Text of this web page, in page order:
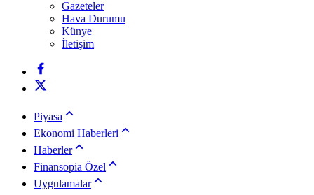
Gazeteler
Hava Durumu
Künye
İletişim
Piyasa
Ekonomi Haberleri
Haberler
Finansopia Özel
Uygulamalar